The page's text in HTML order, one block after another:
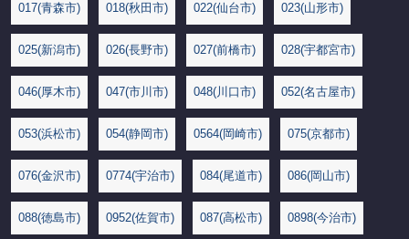
017(青森市) 018(秋田市) 022(仙台市) 023(山形市)
025(新潟市) 026(長野市) 027(前橋市) 028(宇都宮市)
046(厚木市) 047(市川市) 048(川口市) 052(名古屋市)
053(浜松市) 054(静岡市) 0564(岡崎市) 075(京都市)
076(金沢市) 0774(宇治市) 084(尾道市) 086(岡山市)
088(徳島市) 0952(佐賀市) 087(高松市) 0898(今治市)